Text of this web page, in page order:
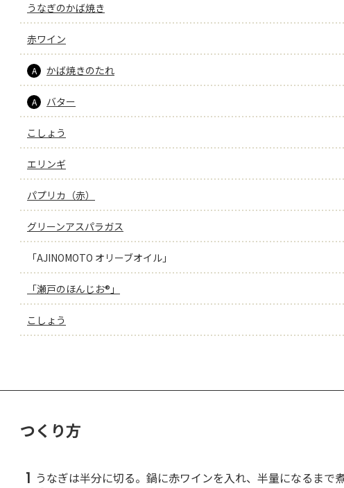
もっと見る
うなぎのかば焼き
赤ワイン
A かば焼きのたれ
A バター
こしょう
エリンギ
パプリカ（赤）
グリーンアスパラガス
「AJINOMOTO オリーブオイル」
「瀬戸のほんじお®」
こしょう
つくり方
1 うなぎは半分に切る。鍋に赤ワインを入れ、半量になるまで煮